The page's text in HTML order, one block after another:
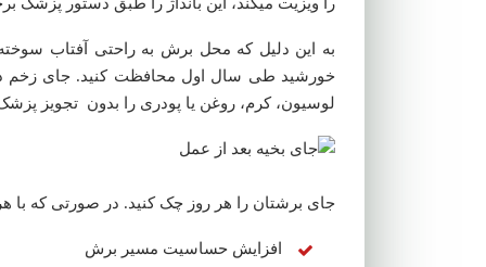
را ویزیت میکند، این بانداژ را طبق دستور پزشک
به این دلیل که محل برش به راحتی آفتاب
خورشید طی سال اول محافظت کنید. جای زخم
لوسیون، کرم، روغن یا پودری را بدون تجویز
جای برشتان را هر روز چک کنید. در صورتی که با
افزایش حساسیت مسیر برش